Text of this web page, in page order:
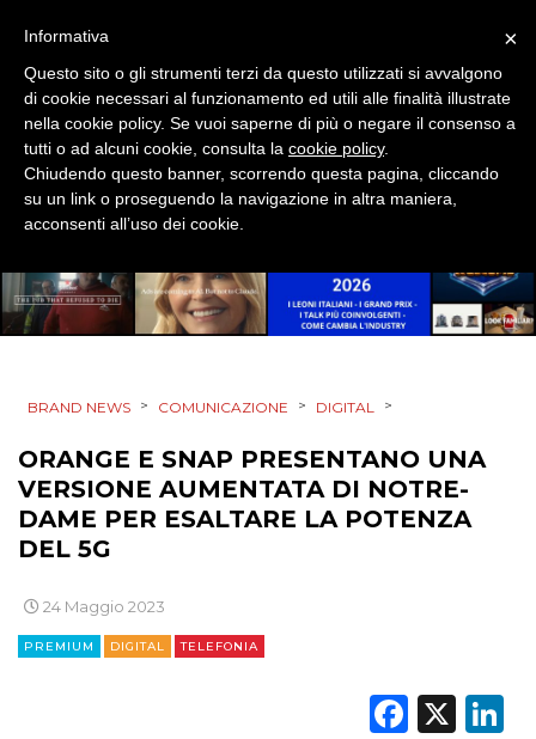
EVENTI
MOBILE
PROMOZIONI
PUNTI VENDITA
CINEMA
DIGITALE
EDITORIA
BRAND NEWS > COMUNICAZIONE > DIGITAL >
ORANGE E SNAP PRESENTANO UNA
VERSIONE AUMENTATA DI NOTRE-
DAME PER ESALTARE LA POTENZA
DEL 5G
24 Maggio 2023
PREMIUM DIGITAL TELEFONIA
X
×
Informativa
Questo sito o gli strumenti terzi da questo utilizzati si avvalgono
di cookie necessari al funzionamento ed utili alle finalità illustrate
nella cookie policy. Se vuoi saperne di più o negare il consenso a
tutti o ad alcuni cookie, consulta la cookie policy.
Chiudendo questo banner, scorrendo questa pagina, cliccando
su un link o proseguendo la navigazione in altra maniera,
acconsenti all’uso dei cookie.